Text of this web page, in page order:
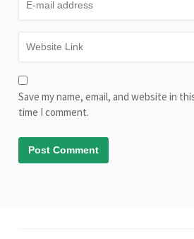
Save my name, email, and website in
time I comment.